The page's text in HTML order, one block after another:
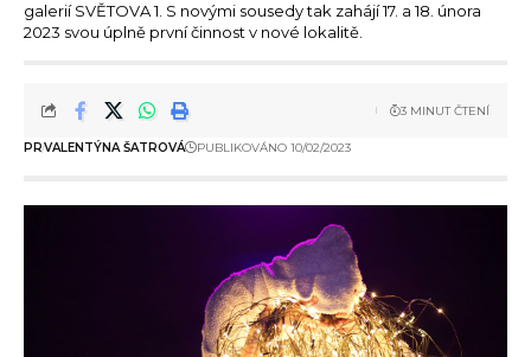
galerií SVĚTOVA 1. S novými sousedy tak zahájí 17. a 18. února
2023 svou úplně první činnost v nové lokalitě.
PRVALENTÝNA ŠATROVÁ PUBLIKOVÁNO 10/02/2023
3 MINUT ČTENÍ